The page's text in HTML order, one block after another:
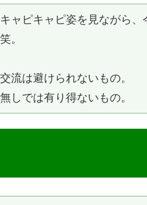
ャピキャピ姿を見ながら、
。
流は避けられないもの。
しでは有り得ないもの。